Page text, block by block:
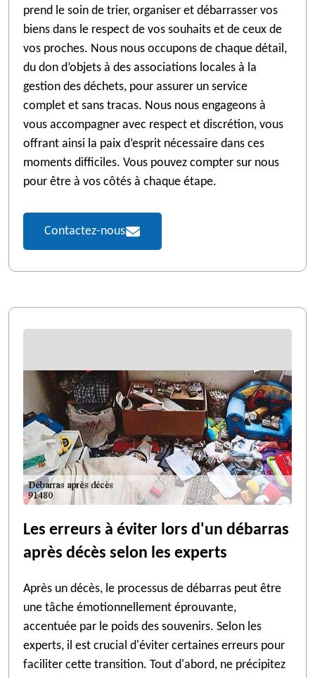
prend le soin de trier, organiser et débarrasser vos
biens dans le respect de vos souhaits et de ceux de
vos proches. Nous nous occupons de chaque détail,
du don d’objets à des associations locales à la
gestion des déchets, pour assurer un service
complet et sans tracas. Nous nous engageons à
vous accompagner avec respect et discrétion, vous
offrant ainsi la paix d’esprit nécessaire dans ces
moments difficiles. Vous pouvez compter sur nous
pour être à vos côtés à chaque étape.
Contactez-nous
Les erreurs à éviter lors d'un débarras
après décès selon les experts
Après un décès, le processus de débarras peut être
une tâche émotionnellement éprouvante,
accentuée par le poids des souvenirs. Selon les
experts, il est crucial d'éviter certaines erreurs pour
faciliter cette transition. Tout d'abord, ne précipitez